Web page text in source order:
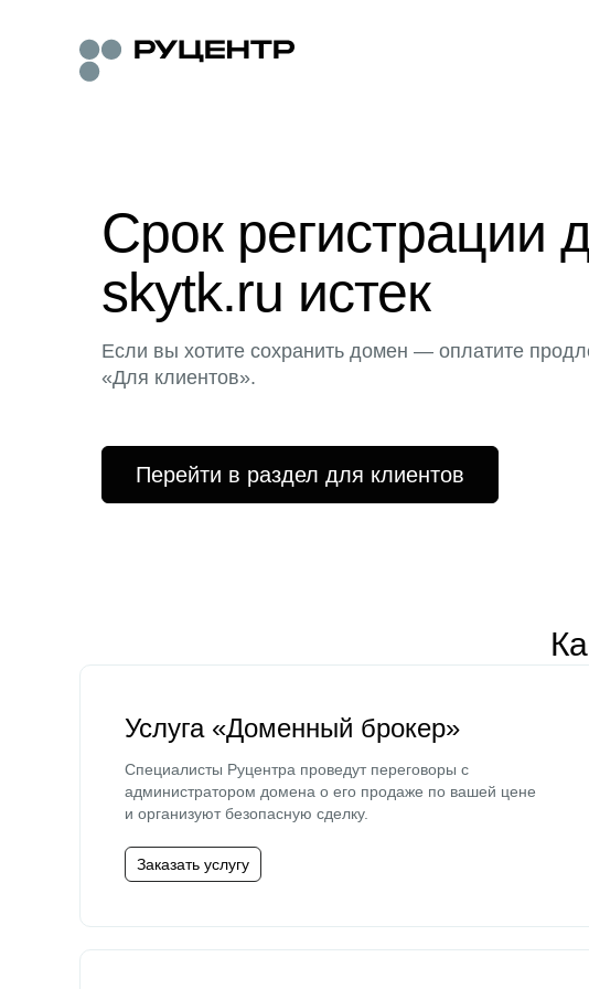
Срок регистрации
skytk.ru истек
Если вы хотите сохранить домен — оплатите
«Для клиентов».
Перейти в раздел для клиентов
Услуга «Доменный брокер»
Специалисты Руцентра проведут переговоры с
администратором домена о его продаже по вашей цене
и организуют безопасную сделку.
Заказать услугу